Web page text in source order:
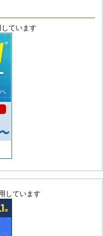
ています
しています